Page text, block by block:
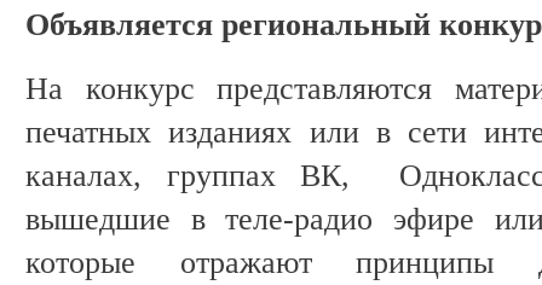
Объявляется региональный
На конкурс представляются
печатных изданиях или в сети
каналах, группах ВК,
вышедшие в теле-радио эфире
которые отражают принципы